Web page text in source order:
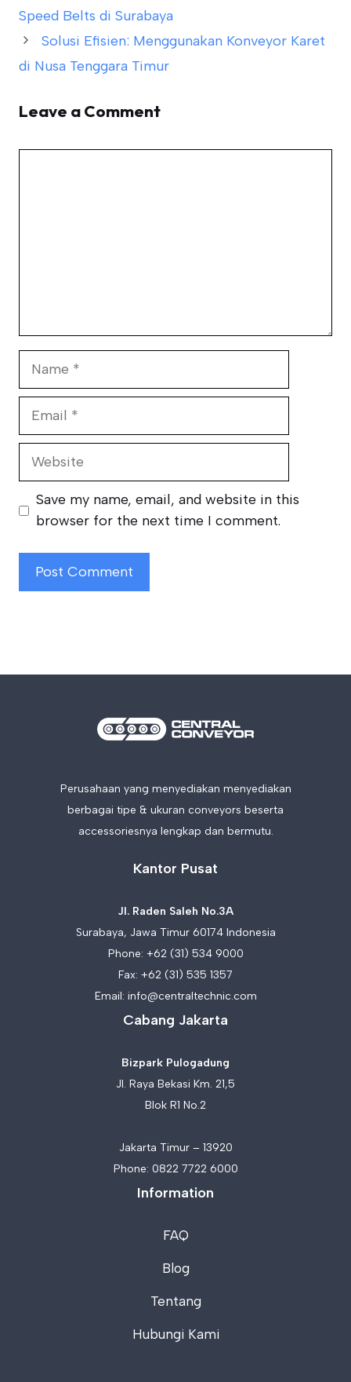
Speed Belts di Surabaya
Solusi Efisien: Menggunakan Konveyor Karet
di Nusa Tenggara Timur
Leave a Comment
Website
Save my name, email, and website in this
browser for the next time I comment.
Perusahaan yang menyediakan menyediakan
berbagai tipe & ukuran conveyors beserta
accessoriesnya lengkap dan bermutu.
Kantor Pusat
Jl. Raden Saleh No.3A
Surabaya, Jawa Timur 60174 Indonesia
Phone: +62 (31) 534 9000
Fax: +62 (31) 535 1357
Email: info@centraltechnic.com
Cabang Jakarta
Bizpark Pulogadung
Jl. Raya Bekasi Km. 21,5
Blok R1 No.2
Jakarta Timur – 13920
Phone: 0822 7722 6000
Information
FAQ
Blog
Tentang
Hubungi Kami